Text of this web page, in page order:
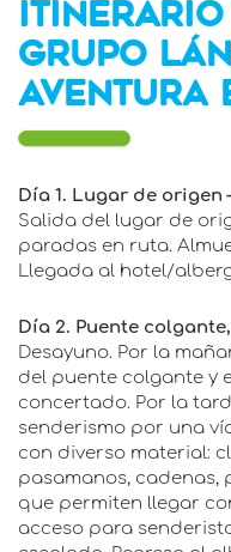
GRUPO
AVENTURA
Día 1. Lugar de origen
Salida del lugar de
paradas en ruta.
Llegada al hotel/
Día 2. Puente
Desayuno. Por la
del puente colgante y
concertado. Por la
senderismo por una
con diverso material:
pasamanos, cadenas,
que permiten llegar
acceso para